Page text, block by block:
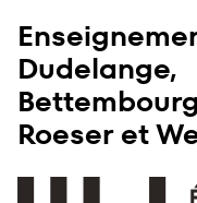
Dudelange,
Roeser et